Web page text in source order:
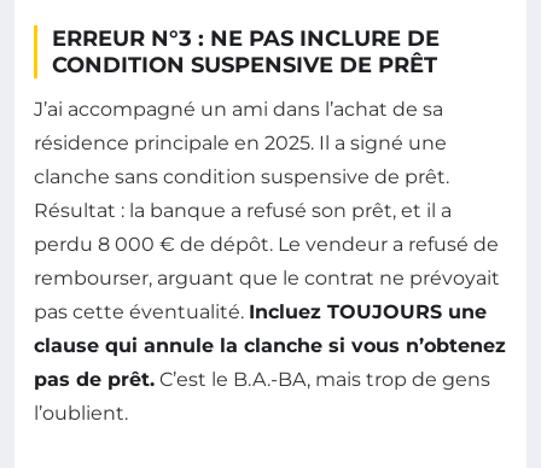
ERREUR N°3 : NE PAS INCLURE DE
CONDITION SUSPENSIVE DE PRÊT
J’ai accompagné un ami dans l’achat de sa
résidence principale en 2025. Il a signé une
clanche sans condition suspensive de prêt.
Résultat : la banque a refusé son prêt, et il a
perdu 8 000 € de dépôt. Le vendeur a refusé de
rembourser, arguant que le contrat ne prévoyait
pas cette éventualité. Incluez TOUJOURS une
clause qui annule la clanche si vous n’obtenez
pas de prêt. C’est le B.A.-BA, mais trop de gens
l’oublient.